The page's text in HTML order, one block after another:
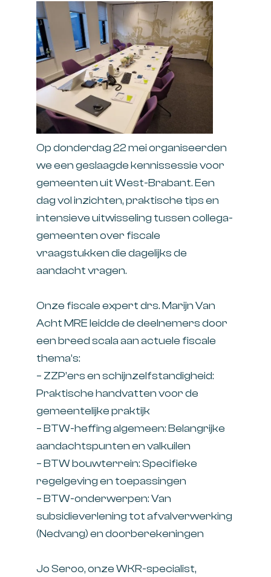
Op donderdag 22 mei organiseerden
we een geslaagde kennissessie voor
gemeenten uit West-Brabant. Een
dag vol inzichten, praktische tips en
intensieve uitwisseling tussen collega-
gemeenten over fiscale
vraagstukken die dagelijks de
aandacht vragen.
Onze fiscale expertdrs. Marijn Van
Acht MREleidde de deelnemers door
een breed scala aan actuele fiscale
thema’s:
– ZZP’ers en schijnzelfstandigheid:
Praktische handvatten voor de
gemeentelijke praktijk
– BTW-heffing algemeen: Belangrijke
aandachtspunten en valkuilen
– BTW bouwterrein: Specifieke
regelgeving en toepassingen
– BTW-onderwerpen: Van
subsidieverlening tot afvalverwerking
(Nedvang) en doorberekeningen
Jo Seroo, onze WKR-specialist,